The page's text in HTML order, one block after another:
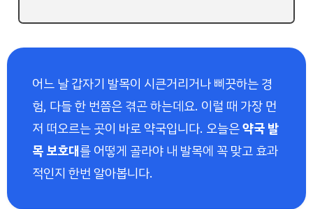
어느 날 갑자기 발목이 시큰거리거나 삐끗하는 경
험, 다들 한 번쯤은 겪곤 하는데요. 이럴 때 가장 먼
저 떠오르는 곳이 바로 약국입니다. 오늘은약국 발
목 보호대를 어떻게 골라야 내 발목에 꼭 맞고 효과
적인지 한번 알아봅니다.